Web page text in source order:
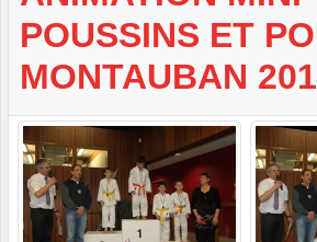
POUSSINS ET
MONTAUBAN